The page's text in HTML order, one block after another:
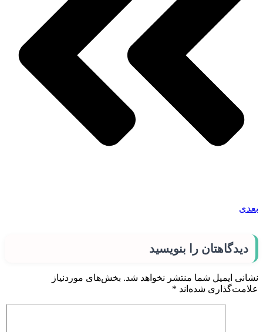
بعدی
دیدگاهتان را بنویسید
نشانی ایمیل شما منتشر نخواهد شد. بخش‌های موردنیاز
علامت‌گذاری شده‌اند *